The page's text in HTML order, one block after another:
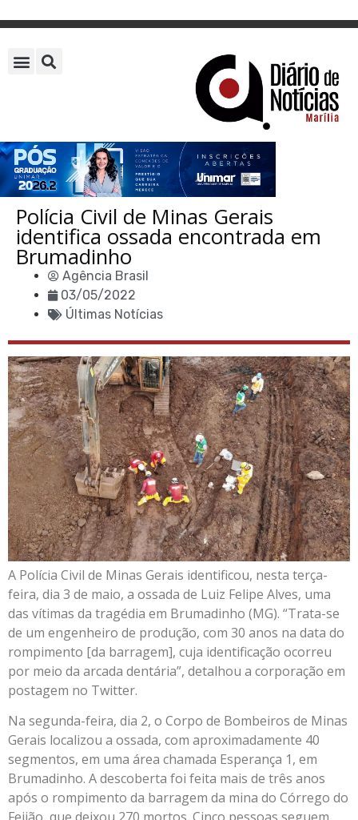
Polícia Civil de Minas Gerais
identifica ossada encontrada em
Brumadinho
Agência Brasil
03/05/2022
Últimas Notícias
A Polícia Civil de Minas Gerais identificou, nesta terça-
feira, dia 3 de maio, a ossada de Luiz Felipe Alves, uma
das vítimas da tragédia em Brumadinho (MG). “Trata-se
de um engenheiro de produção, com 30 anos na data do
rompimento [da barragem], cuja identificação ocorreu
por meio da arcada dentária”, detalhou a corporação em
postagem no Twitter.
Na segunda-feira, dia 2, o Corpo de Bombeiros de Minas
Gerais localizou a ossada, com aproximadamente 40
segmentos, em uma área chamada Esperança 1, em
Brumadinho. A descoberta foi feita mais de três anos
após o rompimento da barragem da mina do Córrego do